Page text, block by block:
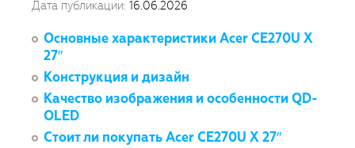
Дата публикации: 16.06.2026
Основные характеристики Acer CE270U X
27″
Конструкция и дизайн
Качество изображения и особенности QD-
OLED
Стоит ли покупать Acer CE270U X 27″